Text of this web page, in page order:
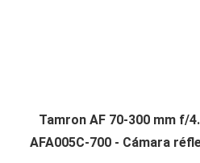
Tamron AF 70-300 mm f/
AFA005C-700 - Cámara